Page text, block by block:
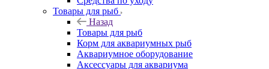
Товары для рыб
Назад
Товары для рыб
Корм для аквариумных рыб
Аквариумное оборудование
Аксессуары для аквариума